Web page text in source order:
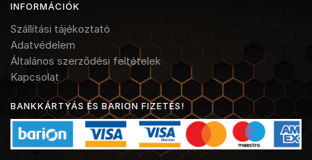
INFORMÁCIÓK
Szállítási tájékoztató
Adatvédelem
Általános szerződési feltételek
Kapcsolat
BANKKÁRTYÁS ÉS BARION FIZETÉS!